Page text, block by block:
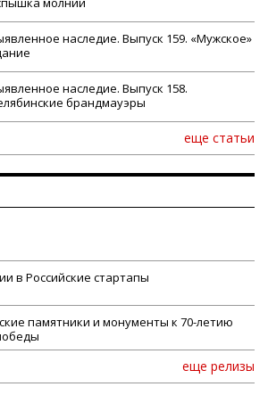
наследие. Выпуск 159. «Мужское»
наследие. Выпуск 158.
брандмауэры
еще статьи
в Российские стартапы
памятники и монументы к 70-летию
еще релизы